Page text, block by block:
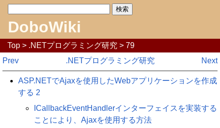
DoboWiki
Top > .NETプログラミング研究 > 79
Prev
Next
.NETプログラミング研究
ASP.NETでAjaxを使用したWebアプリケーションを作成
する 2
ICallbackEventHandlerインターフェイスを実装する
ことにより、Ajaxを使用する方法